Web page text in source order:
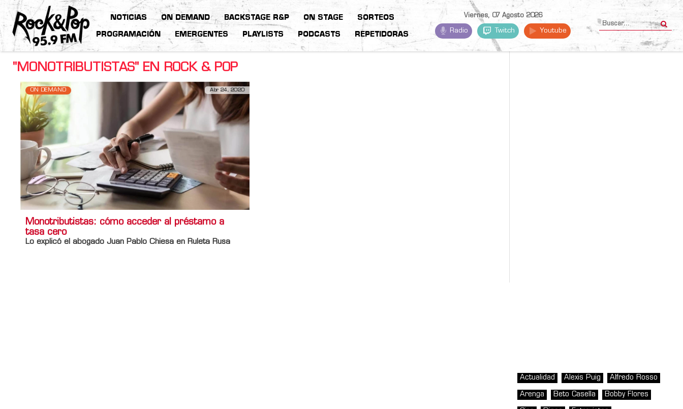
NOTICIAS ON DEMAND BACKSTAGE R&P ON STAGE SORTEOS
PROGRAMACIÓN EMERGENTES PLAYLISTS PODCASTS REPETIDORAS
Viernes, 07 Agosto 2026
Radio Twitch Youtube
"MONOTRIBUTISTAS" EN ROCK & POP
ON DEMAND Abr 24, 2020
Monotributistas: cómo acceder al préstamo a
tasa cero
Lo explicó el abogado Juan Pablo Chiesa en Ruleta Rusa
Actualidad Alexis Puig Alfredo Rosso
Arenga Beto Casella Bobby Flores